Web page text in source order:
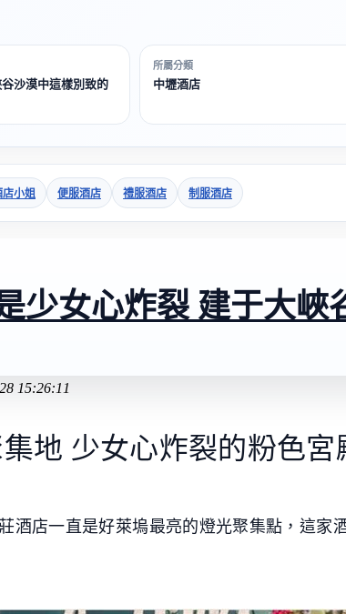
沙漠中這樣別致的
所屬分類
中壢酒店
店小姐 便服酒店 禮服酒店 制服酒店
少女心炸裂 建于大
15:26:11
地 少女心炸裂的粉色宮
酒店一直是好萊塢最亮的燈光聚集點，這家